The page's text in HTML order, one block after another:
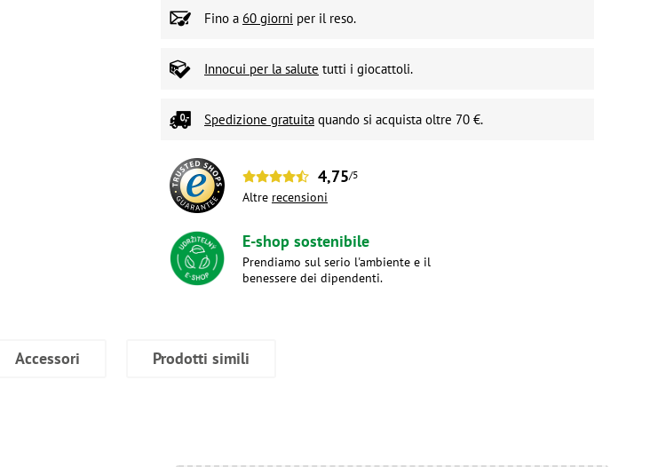
Fino a 60 giorni per il reso.
Innocui per la salute tutti i giocattoli.
Spedizione gratuita quando si acquista oltre 70 €.
4,75/5
Altre recensioni
E-shop sostenibile
Prendiamo sul serio l'ambiente e il
benessere dei dipendenti.
Accessori Prodotti simili